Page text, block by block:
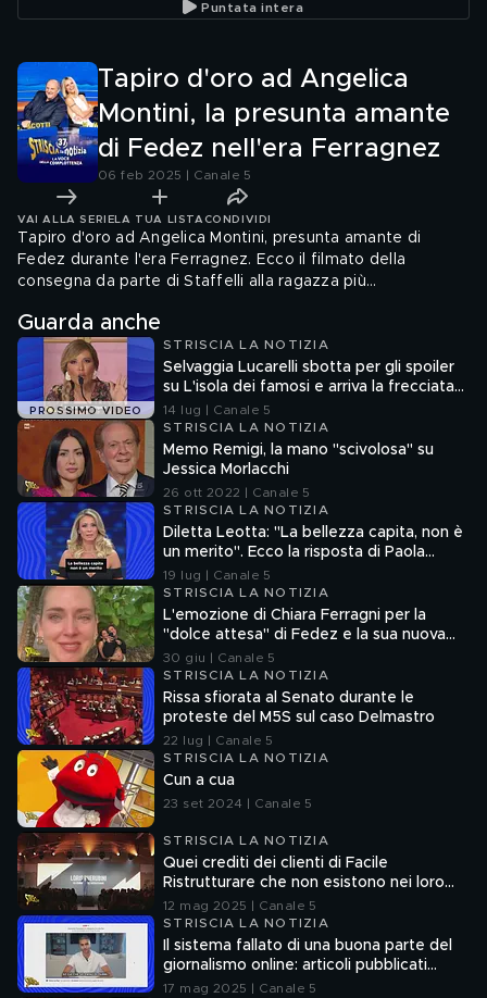
minacce. Il reportage di
regna il terrore
Puntata intera
Tapiro d'oro ad Angelica
Montini, la presunta amante
di Fedez nell'era Ferragnez
06 feb 2025 | Canale 5
VAI ALLA SERIE LA TUA LISTA CONDIVIDI
Tapiro d'oro ad Angelica Montini, presunta amante di
Fedez durante l'era Ferragnez. Ecco il filmato della
consegna da parte di Staffelli alla ragazza più
e decisamente movimentato, a pochi giorni dall'inizio di
Sanremo. E proprio sul palco dell'Ariston Fedez canterà
"Bella Stronza", brano che molti hanno pensato fosse
dedicato alla ex moglie. Ma la vera destinataria potrebbe
essere proprio Angelica
Guarda anche
PROSSIMO VIDEO
STRISCIA LA NOTIZIA
Selvaggia Lucarelli sbotta per gli spoiler
su L'isola dei famosi e arriva la frecciata
di Fedez
14 lug | Canale 5
STRISCIA LA NOTIZIA
Memo Remigi, la mano "scivolosa" su
Jessica Morlacchi
26 ott 2022 | Canale 5
STRISCIA LA NOTIZIA
Diletta Leotta: "La bellezza capita, non è
un merito". Ecco la risposta di Paola
Ferrari
19 lug | Canale 5
STRISCIA LA NOTIZIA
L'emozione di Chiara Ferragni per la
"dolce attesa" di Fedez e la sua nuova
compagna
30 giu | Canale 5
STRISCIA LA NOTIZIA
Rissa sfiorata al Senato durante le
proteste del M5S sul caso Delmastro
22 lug | Canale 5
STRISCIA LA NOTIZIA
Cun a cua
23 set 2024 | Canale 5
STRISCIA LA NOTIZIA
Quei crediti dei clienti di Facile
Ristrutturare che non esistono nei loro
sistemi informatici
12 mag 2025 | Canale 5
STRISCIA LA NOTIZIA
Il sistema fallato di una buona parte del
giornalismo online: articoli pubblicati
senza la verifica delle fonti
17 mag 2025 | Canale 5